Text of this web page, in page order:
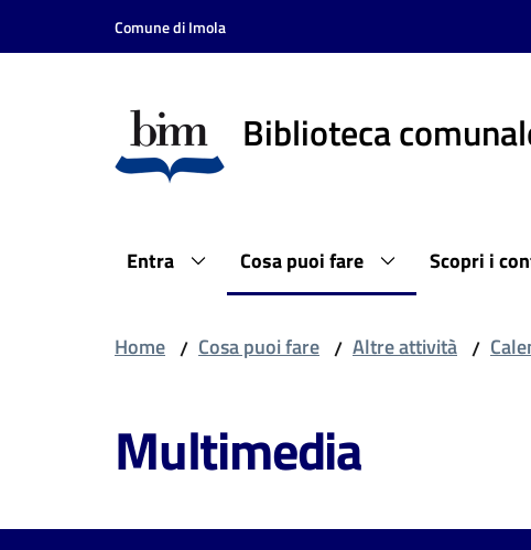
Vai al contenuto
Vai alla navigazione
Comune di Imola
Biblioteca
Entra Cosa puoi fare Scopri i
Home / Cosa puoi fare / Altre attività /
Multimedia